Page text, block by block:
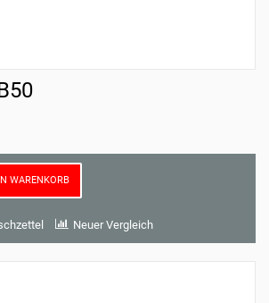
WARENKORB
Neuer Vergleich